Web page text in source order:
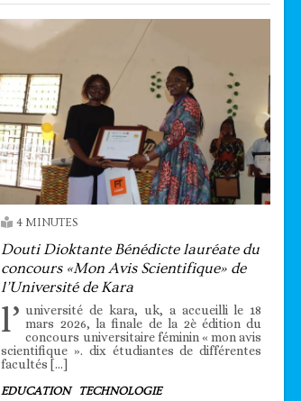
4 MINUTES
Douti Dioktante Bénédicte lauréate du
concours «Mon Avis Scientifique» de
l’Université de Kara
l’ université de kara, uk, a accueilli le 18
mars 2026, la finale de la 2è édition du
concours universitaire féminin « mon avis
scientifique ». dix étudiantes de différentes
facultés […]
EDUCATION TECHNOLOGIE